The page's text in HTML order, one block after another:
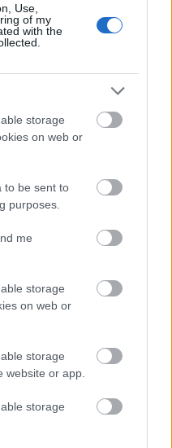
Use,
of my
with the
storage
on web or
to be sent to
purposes.
me
storage
on web or
storage
website or app.
storage
VÖLGYE
ÜNNEPE